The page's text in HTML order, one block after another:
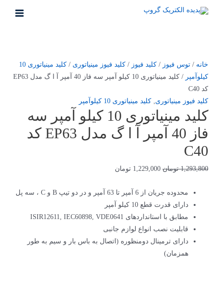
خانه / توس فیوز / کلید فیوز / کلید فیوز مینیاتوری /
کلید مینیاتوری 10
کیلو‌آمپر
/ کلید مینیاتوری 10 کیلو آمپر سه فاز 40 آمپر آ ا گ مدل EP63
کد C40
کلید فیوز مینیاتوری, کلید مینیاتوری 10 کیلو‌آمپر
کلید مینیاتوری 10 کیلو آمپر سه
فاز 40 آمپر آ ا گ مدل EP63 کد
C40
1,293,800 تومان 1,229,000 تومان
محدوده جریان از 6 آمپر تا 63 آمپر و در دو تیپ B و C ، سه پل
دارای قدرت قطع 10 کیلو آمپر
مطابق با استانداردهای ISIR12611, IEC60898, VDE0641
قابلیت نصب انواع لوازم جانبی
دارای ترمینال دومنظوره (اتصال به باس بار و سیم به طور
همزمان)